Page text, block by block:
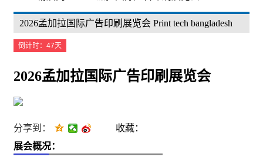
2026孟加拉国际广告印刷展览会 Print tech bangladesh
倒计时：47天
2026孟加拉国际广告印刷展览会
分享到：
收藏：
展会概况：